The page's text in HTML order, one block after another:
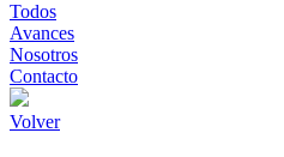
Todos
Avances
Nosotros
Contacto
Volver